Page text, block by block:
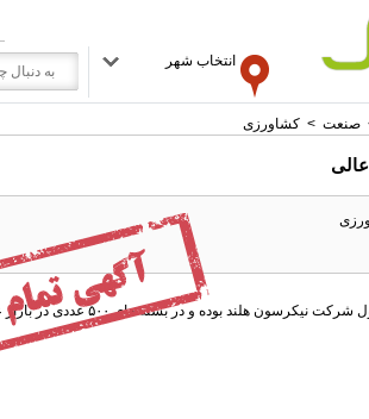
انتخاب شهر
صنعت > کشاورزی
هلند بوده و در بسته های ۵۰۰ عددی در بازار عرضه می شود